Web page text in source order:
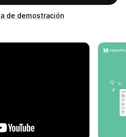
de demostración